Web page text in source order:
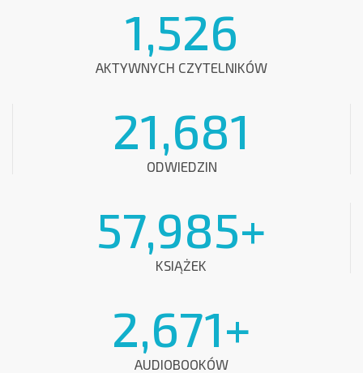
1,526
AKTYWNYCH CZYTELNIKÓW
21,681
ODWIEDZIN
57,985+
KSIĄŻEK
2,671+
AUDIOBOOKÓW